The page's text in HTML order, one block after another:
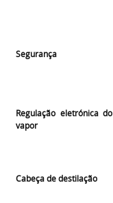
Segurança
Regulação eletrónica do
vapor
Cabeça de destilação